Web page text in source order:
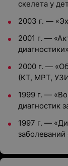
скелета у
2003 г. —
2001 г. —
диагностики»
2000 г. —
(КТ, МРТ,
1999 г. —
диагностик
1997 г. —
заболеваний